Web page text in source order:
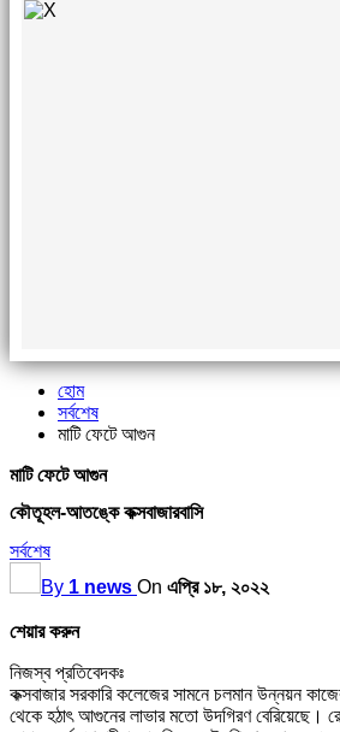
হোম
সর্বশেষ
মাটি ফেটে আগুন
মাটি ফেটে আগুন
কৌতূহল-আতঙ্কে কক্সবাজারবাসি
সর্বশেষ
By 1 news On এপ্রি ১৮, ২০২২
শেয়ার করুন
নিজস্ব প্রতিবেদকঃ
কক্সবাজার সরকারি কলেজের সামনে চলমান উন্নয়ন
থেকে হঠাৎ আগুনের লাভার মতো উদগিরণ বেরিয়েছে।